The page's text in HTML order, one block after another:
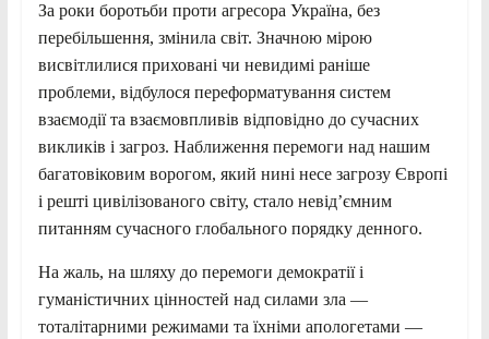
За роки боротьби проти агресора Україна, без
перебільшення, змінила світ. Значною мірою
висвітлилися приховані чи невидимі раніше
проблеми, відбулося переформатування систем
взаємодії та взаємовпливів відповідно до сучасних
викликів і загроз. Наближення перемоги над нашим
багатовіковим ворогом, який нині несе загрозу Європі
і решті цивілізованого світу, стало невід’ємним
питанням сучасного глобального порядку денного.
На жаль, на шляху до перемоги демократії і
гуманістичних цінностей над силами зла —
тоталітарними режимами та їхніми апологетами —